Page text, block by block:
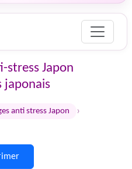
stress Japon
japonais
anti stress Japon ›